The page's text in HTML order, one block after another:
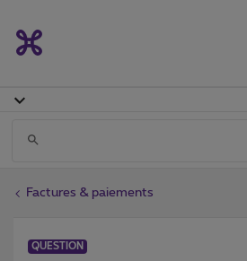
Factures & paiements
QUESTION